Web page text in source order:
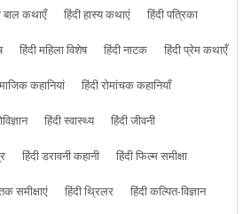
बाल कथाएँ हिंदी हास्य कथाएं
हिंदी पत्रिका
हिंदी महिला विशेष हिंदी नाटक
हिंदी प्रेम कथाएँ
कहानियां
हिंदी रोमांचक कहानियाँ
हिंदी स्वास्थ्य
हिंदी जीवनी
हिंदी डरावनी कहानी
हिंदी फिल्म समीक्षा
समीक्षाएं हिंदी थ्रिलर हिंदी कल्पित-विज्ञान